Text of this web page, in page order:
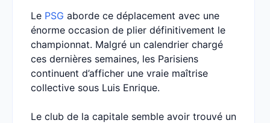
Le PSG aborde ce déplacement avec une
énorme occasion de plier définitivement le
championnat. Malgré un calendrier chargé
ces dernières semaines, les Parisiens
continuent d’afficher une vraie maîtrise
collective sous Luis Enrique.
Le club de la capitale semble avoir trouvé un